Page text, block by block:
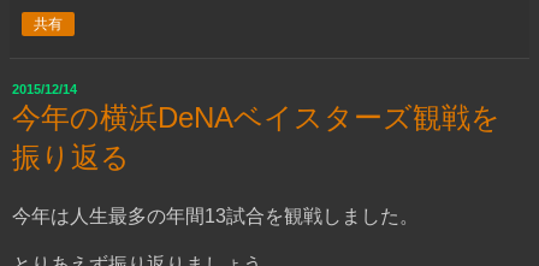
共有
2015/12/14
今年の横浜DeNAベイスターズ観戦を
振り返る
今年は人生最多の年間13試合を観戦しました。